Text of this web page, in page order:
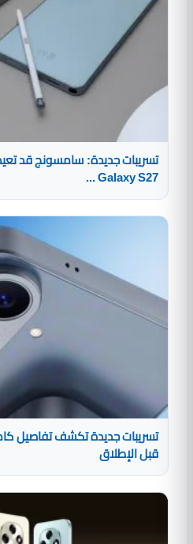
تسريبات جديدة: سامسونج قد
Galaxy S27 ...
قبل الإطلاق